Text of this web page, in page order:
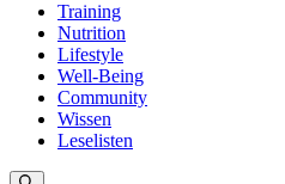
Training
Nutrition
Lifestyle
Well-Being
Community
Wissen
Leselisten